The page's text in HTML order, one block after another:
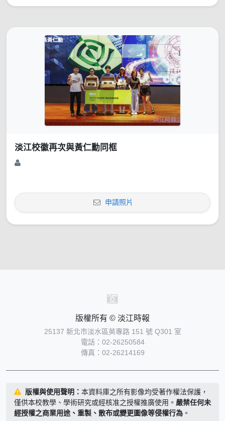
淡江校徽再次與黃仁勳同框
申請照片
版權所有 © 淡江時報
25137 新北市淡水區英專路 151 號 Q301 室
電話：02-26250584
傳真：02-26214169
版權與使用聲明： 本資料庫之所有影像均受著作權法保護，
僅供本校教學、學術研究或經核准之授權推廣使用。 嚴禁任何未
經授權之商業用途、重製、散布或變更圖像等侵權行為 。